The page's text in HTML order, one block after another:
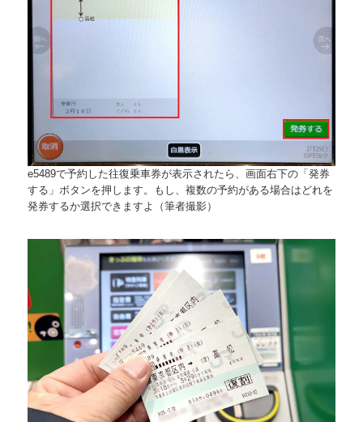
e5489で予約した往復乗車券が表示されたら、画面右下の「発券
する」ボタンを押します。もし、複数の予約がある場合はどれを
発券するか選択できますよ（筆者撮影）